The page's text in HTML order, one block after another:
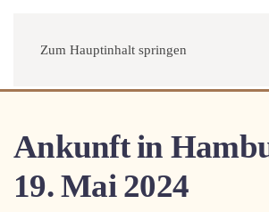
Zum Hauptinhalt springen
Menü
Ankunft in
19. Mai 2024